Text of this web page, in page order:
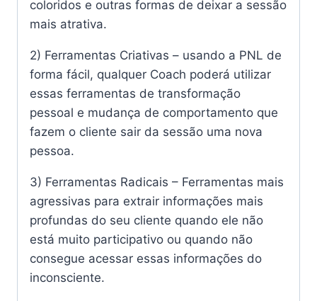
coloridos e outras formas de deixar a sessão
mais atrativa.
2) Ferramentas Criativas – usando a PNL de
forma fácil, qualquer Coach poderá utilizar
essas ferramentas de transformação
pessoal e mudança de comportamento que
fazem o cliente sair da sessão uma nova
pessoa.
3) Ferramentas Radicais – Ferramentas mais
agressivas para extrair informações mais
profundas do seu cliente quando ele não
está muito participativo ou quando não
consegue acessar essas informações do
inconsciente.